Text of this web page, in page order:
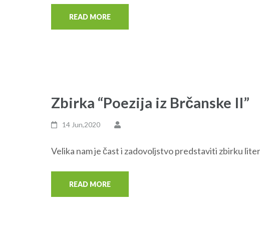
READ MORE
Zbirka “Poezija iz Brčanske II”
14 Jun,2020
Velika nam je čast i zadovoljstvo predstaviti zbirku
READ MORE